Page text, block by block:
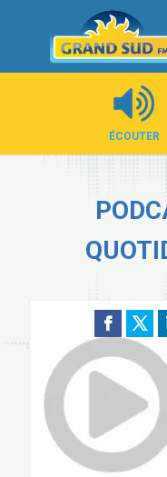
Panneau de gestion des
ÉCOUTER